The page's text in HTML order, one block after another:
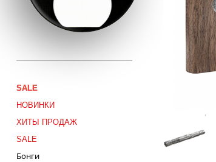
SALE
НОВИНКИ
ХИТЫ ПРОДАЖ
SALE
Бонги